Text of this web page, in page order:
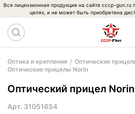
Вся лицензионная продукция на сайте cccp-gun.ru
целях, и не может быть приобретена
Оптика и крепления
Оптические
Оптические прицелы Norin
Оптический прицел
Арт. 31051654